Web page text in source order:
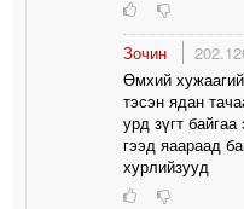
Зочин
Өмхий
тэсэн ядан
урд зүгт
гээд яаараад
хурлийзууд